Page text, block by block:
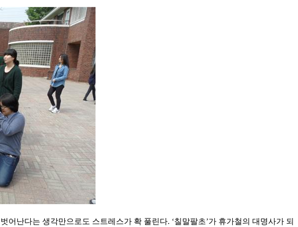
난다는 생각만으로도 스트레스가 확 풀린다. ‘칠말팔초’가 휴가철의 대명사가 되